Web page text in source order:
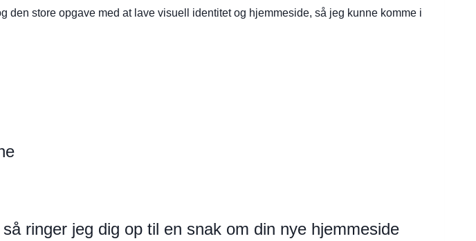
store opgave med at lave visuell identitet og hjemmeside, så jeg kunne komme i
ringer jeg dig op til en snak om din nye hjemmeside